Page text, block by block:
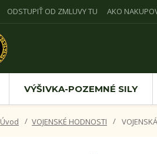
ODSTUPIŤ OD ZMLUVY TU AKO
VÝŠIVKA-POZEMNÉ SILY
Úvod VOJENSKÉ HODNOSTI